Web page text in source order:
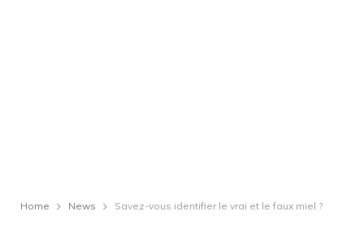
Home News Savez-vous identifier le vrai et le faux miel ?